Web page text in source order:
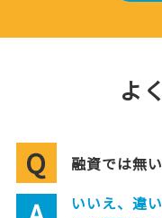
よ
Q 融資では無
いいえ、違